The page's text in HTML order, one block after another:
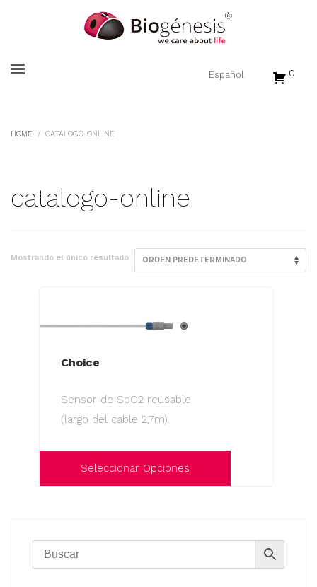
0
HOME CATALOGO-ONLINE
catalogo-online
Mostrando el único resultado
Choice
Sensor de SpO2 reusable
(largo del cable 2,7m).
Seleccionar Opciones
múltiples